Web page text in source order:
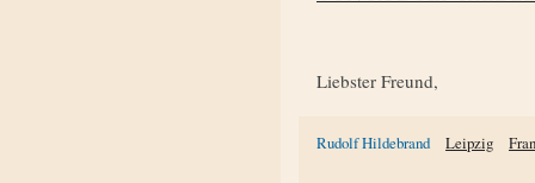
Liebster Freund,
Rudolf Hildebrand Leipzig